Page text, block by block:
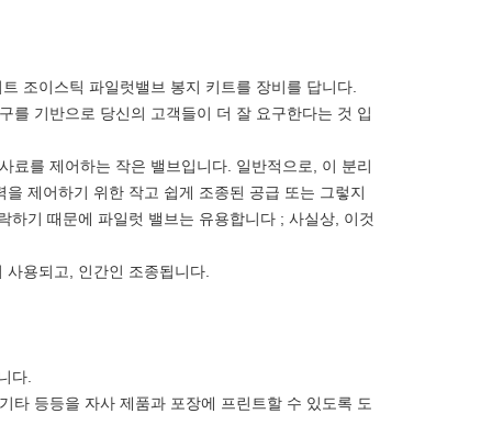
조이스틱 파일럿밸브 봉지 키트를 장비를 답니다.
를 기반으로 당신의 고객들이 더 잘 요구한다는 것 입
료를 제어하는 작은 밸브입니다. 일반적으로, 이 분리
제어하기 위한 작고 쉽게 조종된 공급 또는 그렇지
기 때문에 파일럿 밸브는 유용합니다 ; 사실상, 이것
용되고, 인간인 조종됩니다.
다.
타 등등을 자사 제품과 포장에 프린트할 수 있도록 도